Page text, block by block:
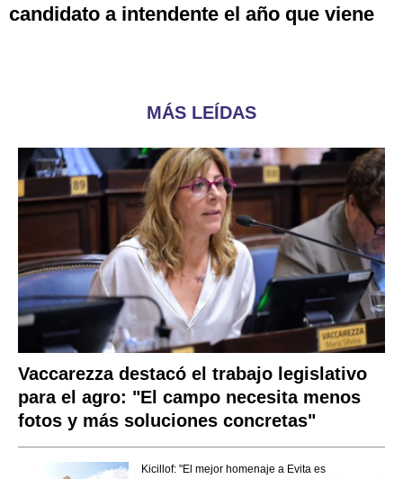
candidato a intendente el año que viene
MÁS LEÍDAS
Vaccarezza destacó el trabajo legislativo
para el agro: "El campo necesita menos
fotos y más soluciones concretas"
Kicillof: "El mejor homenaje a Evita es